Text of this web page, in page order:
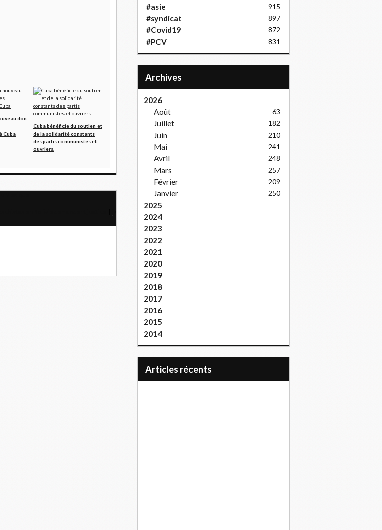
don
Cuba
Cuba bénéficie du soutien et
de la solidarité constants
des partis communistes et
ouvriers.
#asie 915
#syndicat 897
#Covid19 872
#PCV 831
Archives
2026
Août
63
Juillet 182
Juin 210
Mai 241
Avril 248
Mars 257
Février 209
Janvier 250
2025
2024
2023
2022
2021
2020
2019
2018
2017
2016
2015
2014
articles récents